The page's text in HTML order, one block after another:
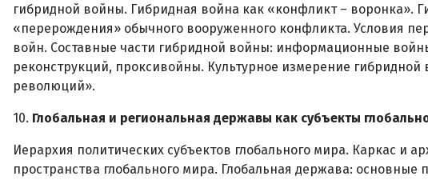
гибридной войны. Гибридная война как «конфликт – воронка».
«перерождения» обычного вооруженного конфликта. Условия
войн. Составные части гибридной войны: информационные
реконструкций, проксивойны. Культурное измерение
революций».
10. Глобальная и региональная державы как субъекты
Иерархия политических субъектов глобального мира. Каркас и
пространства глобального мира. Глобальная держава: